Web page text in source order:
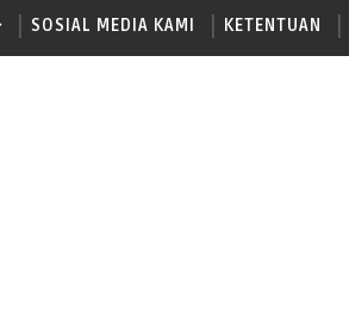
SOSIAL MEDIA KAMI KETENTUAN